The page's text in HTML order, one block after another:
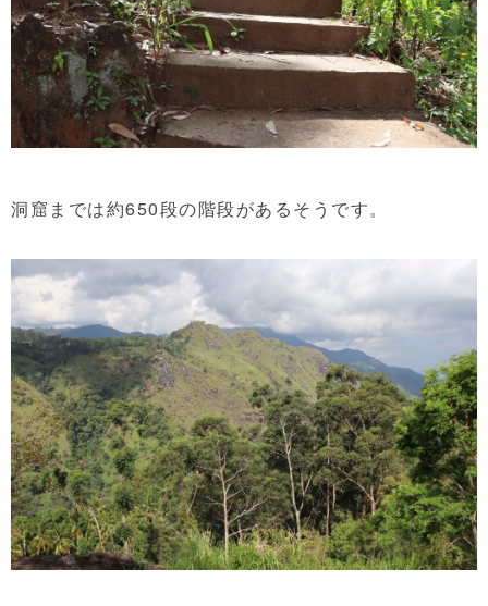
洞窟までは約650段の階段があるそうです。